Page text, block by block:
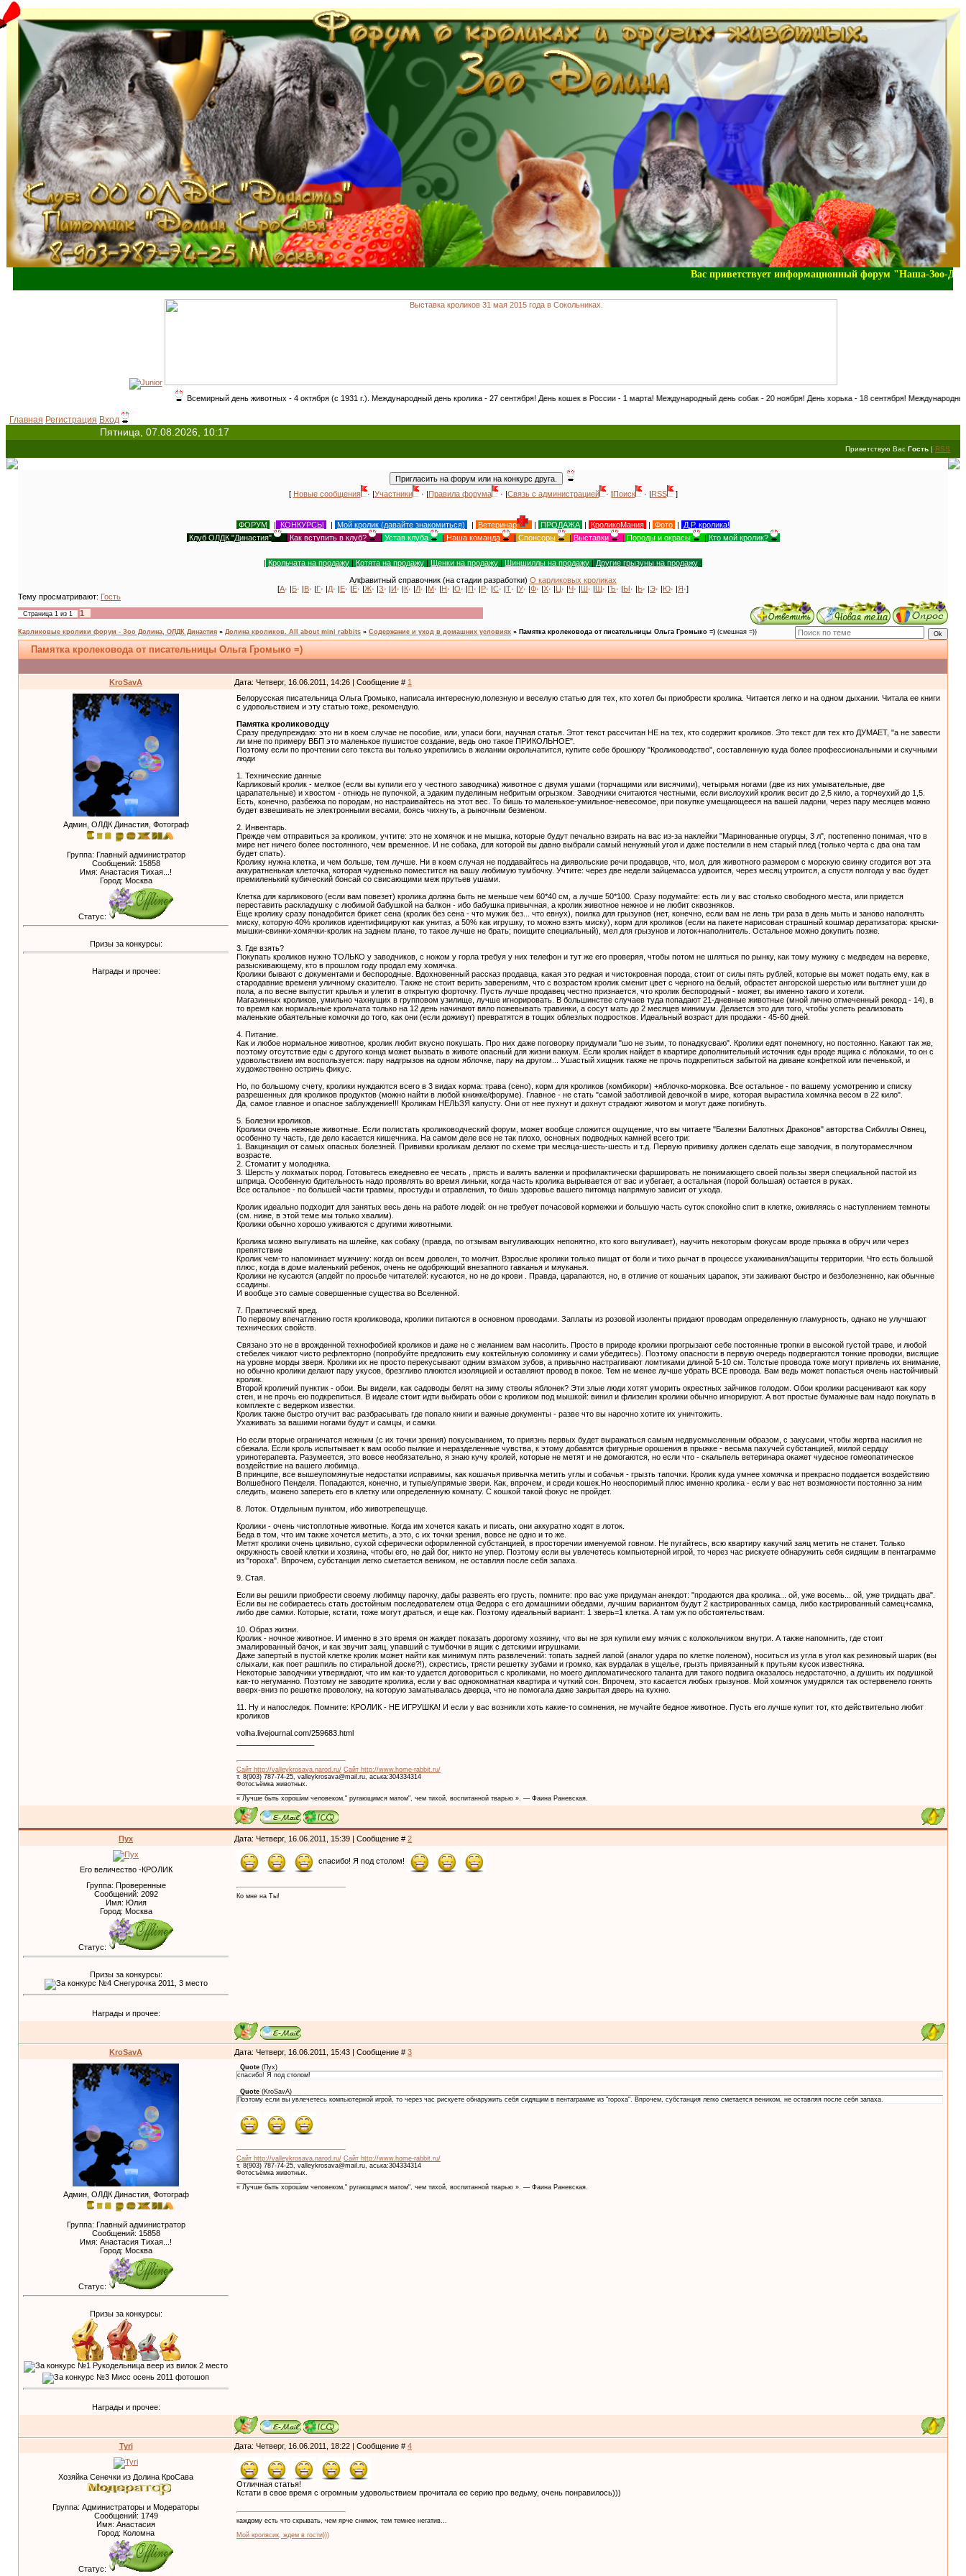
Вас приветствует информационный форум "Наша-Зоо-
Всемирный день животных - 4 октября (с 1931 г.). Международный день кролика - 27 сентября! День кошек в России - 1 марта! Международный день собак - 20 ноября! День хорька - 18 сентября! Международный день
Главная Регистрация Вход
Пятница, 07.08.2026, 10:17
Приветствую Вас Гость | RSS
[ Новые сообщения · |Участники · |Правила форума · |Связь с администрацией · |Поиск · |RSS ]
ФОРУМ | КОНКУРСЫ | Мой кролик (давайте знакомиться) | Ветеринар | ПРОДАЖА | КроликоМания | Фото |
Д.Р. кролика!
Клуб ОЛДК "Династия"
| Как вступить в клуб? | Устав клуба | Наша команда | Спонсоры | Выставки | Породы и окрасы | Кто мой кролик?
| Крольчата на продажу | Котята на продажу | Щенки на продажу | Шиншиллы на продажу | Другие грызуны на продажу |
Алфавитный справочник (на стадии разработки) О карликовых кроликах
[А· |Б· |В· |Г· |Д· |Е· |Ё· |Ж· |З· |И· |К· |Л· |М· |Н· |О· |П· |Р· |С· |Т· |У· |Ф· |Х· |Ц· |Ч· |Ш· |Щ· |Ъ· |Ы· |Ь· |Э· |Ю· |Я·]
Тему просматривают: Гость
Страница 1 из 1 1
Карликовые кролики форум - Зоо Долина, ОЛДК Династия » Долина кроликов. All about mini rabbits » Содержание и уход в домашних условиях » Памятка кролековода от писательницы Ольга Громыко =) (смешная =))
Памятка кролековода от писательницы Ольга Громыко =)
KroSavA Дата: Четверг, 16.06.2011, 14:26 | Сообщение # 1
Админ, ОЛДК Династия, Фотограф
Группа: Главный администратор
Сообщений: 15858
Имя: Анастасия Тихая...!
Город: Москва
Статус:
Призы за конкурсы:
Награды и прочее:
Белорусская писательница Ольга Громыко, написала интересную,полезную и веселую статью для тех, кто хотел бы приобрести кролика. Читается легко и на одном дыхании. Читала ее книги
с удовольствием и эту статью тоже, рекомендую.
Памятка кролиководцу
Сразу предупреждаю: это ни в коем случае не пособие, или, упаси боги, научная статья. Этот текст рассчитан НЕ на тех, кто содержит кроликов. Это текст для тех кто ДУМАЕТ, "а не завести
ли мне по примеру ВБП это маленькое пушистое создание, ведь оно такое ПРИКОЛЬНОЕ".
Поэтому если по прочтении сего текста вы только укрепились в желании окрольчатится, купите себе брошюру "Кролиководство", составленную куда более профессиональными и скучными
люди
1. Технические данные
Карликовый кролик - мелкое (если вы купили его у честного заводчика) животное с двумя ушами (торчащими или висячими), четырьмя ногами (две из них умывательные, две
царапательные) и хвостом - отнюдь не пупочкой, а эдаким пуделиным небритым огрызком. Заводчики считаются честными, если вислоухий кролик весит до 2,5 кило, а торчеухий до 1,5.
Есть, конечно, разбежка по породам, но настраивайтесь на этот вес. То бишь то маленькое-умильное-невесомое, при покупке умещающееся на вашей ладони, через пару месяцев можно
будет взвешивать не электронными весами, боясь чихнуть, а рыночным безменом.
2. Инвентарь.
Прежде чем отправиться за кроликом, учтите: это не хомячок и не мышка, которые будут печально взирать на вас из-за наклейки "Маринованные огурцы, 3 л", постепенно понимая, что в
мире нет ничего более постоянного, чем временное. И не собака, для которой вы давно выбрали самый ненужный угол и даже постелили в нем старый плед (только черта с два она там
будет спать).
Кролику нужна клетка, и чем больше, тем лучше. Ни в коем случая не поддавайтесь на диявольские речи продавцов, что, мол, для животного размером с морскую свинку сгодится вот эта
аккуратненькая клеточка, которая чудненько поместится на вашу любимую тумбочку. Учтите: через две недели зайцемасса удвоится, через месяц утроится, а спустя полгода у вас будет
премиленький кубический бонсай со свисающими меж прутьев ушами.
Клетка для карликового (если вам повезет) кролика должна быть не меньше чем 60*40 см, а лучше 50*100. Сразу подумайте: есть ли у вас столько свободного места, или придется
переставить раскладушку с любимой бабушкой на балкон - ибо бабушка привычная, а кролик животное нежное и не любит сквозняков.
Еще кролику сразу понадобится брикет сена (кролик без сена - что мужик без... что евнух), поилка для грызунов (нет, конечно, если вам не лень три раза в день мыть и заново наполнять
миску, которую 40% кроликов идентифицируют как унитаз, а 50% как игрушку, то можно взять миску), корм для кроликов (если на пакете нарисован страшный кошмар дератизатора: крыски-
мышки-свинки-хомячки-кролик на заднем плане, то такое лучше не брать; поищите специальный), мел для грызунов и лоток+наполнитель. Остальное можно докупить позже.
3. Где взять?
Покупать кроликов нужно ТОЛЬКО у заводчиков, с ножом у горла требуя у них телефон и тут же его проверяя, чтобы потом не шляться по рынку, как тому мужику с медведем на веревке,
разыскивающему, кто в прошлом году продал ему хомячка.
Кролики бывают с документами и беспородные. Вдохновенный рассказ продавца, какая это редкая и чистокровная порода, стоит от силы пять рублей, которые вы может подать ему, как в
стародавние временя уличному сказителю. Также не стоит верить заверениям, что с возрастом кролик сменит цвет с черного на белый, обрастет ангорской шерстью или вытянет уши до
пола, а по весне выпустит крылья и улетит в открытую форточку. Пусть лучше продавец честно признается, что кролик беспородный - может, вы именно такого и хотели.
Магазинных кроликов, умильно чахнущих в групповом узилище, лучше игнорировать. В большинстве случаев туда попадают 21-дневные животные (мной лично отмеченный рекорд - 14), в
то время как нормальные крольчата только на 12 день начинают вяло пожевывать травинки, а сосут мать до 2 месяцев минимум. Делается это для того, чтобы успеть реализовать
маленькие обаятельные комочки до того, как они (если доживут) превратятся в тощих облезлых подростков. Идеальный возраст для продажи - 45-60 дней.
4. Питание.
Как и любое нормальное животное, кролик любит вкусно покушать. Про них даже поговорку придумали "шо не зъим, то понадкусваю". Кролики едят понемногу, но постоянно. Какают так же,
поэтому отсутствие еды с другого конца может вызвать в животе опасный для жизни ваккум. Если кролик найдет в квартире дополнительный источник еды вроде ящика с яблоками, то он с
удовольствием им воспользуется: пару надгрызов на одном яблочке, пару на другом... Ушастый хищник также не прочь подкрепиться забытой на диване конфеткой или печенькой, и
художественно остричь фикус.
Но, по большому счету, кролики нуждаются всего в 3 видах корма: трава (сено), корм для кроликов (комбикорм) +яблочко-морковка. Все остальное - по вашему усмотрению и списку
разрешенных для кроликов продуктов (можно найти в любой книжке/форуме). Главное - не стать "самой заботливой девочкой в мире, которая вырастила хомячка весом в 22 кило".
Да, самое главное и опасное заблуждение!!! Кроликам НЕЛЬЗЯ капусту. Они от нее пухнут и дохнут страдают животом и могут даже погибнуть.
5. Болезни кроликов.
Кролики очень нежные животные. Если полистать кролиководческий форум, может вообще сложится ощущение, что вы читаете "Балезни Балотных Драконов" авторства Сибиллы Овнец,
особенно ту часть, где дело касается кишечника. На самом деле все не так плохо, основных подводных камней всего три:
1. Вакцинация от самых опасных болезней. Прививки кроликам делают по схеме три месяца-шесть-шесть и т.д. Первую прививку должен сделать еще заводчик, в полуторамесячном
возрасте.
2. Стоматит у молодняка.
3. Шерсть у лохматых пород. Готовьтесь ежедневно ее чесать , прясть и валять валенки и профилактически фаршировать не понимающего своей пользы зверя специальной пастой из
шприца. Особенную бдительность надо проявлять во время линьки, когда часть кролика вырывается от вас и убегает, а остальная (порой большая) остается в руках.
Все остальное - по большей части травмы, простуды и отравления, то бишь здоровье вашего питомца напрямую зависит от ухода.
Кролик идеально подходит для занятых весь день на работе людей: он не требует почасовой кормежки и большую часть суток спокойно спит в клетке, оживляясь с наступлением темноты
(см. ниже, в этой теме мы только хвалим).
Кролики обычно хорошо уживаются с другими животными.
Кролика можно выгуливать на шлейке, как собаку (правда, по отзывам выгуливающих непонятно, кто кого выгуливает), научить некоторым фокусам вроде прыжка в обруч или через
препятствие
Кролик чем-то напоминает мужчину: когда он всем доволен, то молчит. Взрослые кролики только пищат от боли и тихо рычат в процессе ухаживания/защиты территории. Что есть большой
плюс, когда в доме маленький ребенок, очень не одобряющий внезапного гавканья и мяуканья.
Кролики не кусаются (апдейт по просьбе читателей: кусаются, но не до крови . Правда, царапаются, но, в отличие от кошачьих царапок, эти заживают быстро и безболезненно, как обычные
ссадины.
И вообще это самые совершенные существа во Вселенной.
7. Практический вред.
По первому впечатлению гостя кроликовода, кролики питаются в основном проводами. Заплаты из розовой изоленты придают проводам определенную гламурность, однако не улучшают
технических свойств.
Связано это не в врожденной технофобией кроликов и даже не с желанием вам насолить. Просто в природе кролики прогрызают себе постоянные тропки в высокой густой траве, и любой
стебелек чикают чисто рефлекторно (попробуйте предложить ему коктейльную соломинку и сами убедитесь). Поэтому опасности в первую очередь подвергаются тонкие проводки, висящие
на уровне морды зверя. Кролики их не просто перекусывают одним взмахом зубов, а привычно настрагивают ломтиками длиной 5-10 см. Толстые провода тоже могут привлечь их внимание,
но обычно кролики делают пару укусов, брезгливо плюются изоляцией и оставляют провод в покое. Тем не менее лучше убрать ВСЕ провода. Вам ведь может попасться очень настойчивый
кролик.
Второй кроличий пунктик - обои. Вы видели, как садоводы белят на зиму стволы яблонек? Эти злые люди хотят уморить окрестных зайчиков голодом. Обои кролики расценивают как кору
стен, и не прочь ею подкрепиться. В идеале стоит идти выбирать обои с кроликом под мышкой: винил и флизелин кролики обычно игнорируют. А вот простые бумажные вам надо покупать в
комплекте с ведерком известки.
Кролик также быстро отучит вас разбрасывать где попало книги и важные документы - разве что вы нарочно хотите их уничтожить.
Ухаживать за вашими ногами будут и самцы, и самки.
Но если вторые ограничатся нежным (с их точки зрения) покусыванием, то приязнь первых будет выражаться самым недвусмысленным образом, с закусами, чтобы жертва насилия не
сбежала. Если кроль испытывает к вам особо пылкие и неразделенные чувства, к этому добавятся фигурные орошения в прыжке - весьма пахучей субстанцией, милой сердцу
уринотерапевта. Разумеется, это вовсе необязательно, я знаю кучу кролей, которые не метят и не домогаются, но если что - скальпель ветеринара окажет чудесное гомеопатическое
воздействие на вашего любимца.
В принципе, все вышеупомянутые недостатки исправимы, как кошачья привычка метить углы и собачья - грызть тапочки. Кролик куда умнее хомячка и прекрасно поддается воздействию
Волшебного Пенделя. Попадаются, конечно, и тупые/упрямые звери. Как, впрочем, и среди кошек.Но неоспоримый плюс именно кролика - если у вас нет возможности постоянно за ним
следить, можено запереть его в клетку или определенную комнату. С кошкой такой фокус не пройдет.
8. Лоток. Отдельным пунктом, ибо животрепещуще.
Кролики - очень чистоплотные животные. Когда им хочется какать и писать, они аккуратно ходят в лоток.
Беда в том, что им также хочется метить, а это, с их точки зрения, вовсе не одно и то же.
Метят кролики очень цивильно, сухой сферически оформленной субстанцией, в просторечии именуемой говном. Не пугайтесь, всю квартиру какучий заяц метить не станет. Только
окружность своей клетки и хозяина, чтобы его, не дай бог, никто не упер. Поэтому если вы увлечетесь компьютерной игрой, то через час рискуете обнаружить себя сидящим в пентаграмме
из "гороха". Впрочем, субстанция легко сметается веником, не оставляя после себя запаха.
9. Стая.
Если вы решили приобрести своему любимцу парочку, дабы развеять его грусть, помните: про вас уже придуман анекдот: "продаются два кролика... ой, уже восемь... ой, уже тридцать два".
Если вы не собираетесь стать достойным последователем отца Федора с его домашними обедами, лучшим вариантом будут 2 кастрированных самца, либо кастрированный самец+самка,
либо две самки. Которые, кстати, тоже могут драться, и еще как. Поэтому идеальный вариант: 1 зверь=1 клетка. А там уж по обстоятельствам.
10. Образ жизни.
Кролик - ночное животное. И именно в это время он жаждет показать дорогому хозяину, что вы не зря купили ему мячик с колокольчиком внутри. А также напомнить, где стоит
эмалированный бачок, и как звучит заяц, упавший с тумбочки в ящик с детскими игрушками.
Даже запертый в пустой клетке кролик может найти как минимум пять развлечений: топать задней лапой (аналог удара по клетке поленом), носиться из угла в угол как резиновый шарик (вы
слыхали, как поет рашпиль по стиральной доске?!), скрестись, трясти решетку зубами и громко, как вурдалак в ущелье, грызть привязанный к прутьям кусок известняка.
Некоторые заводчики утверждают, что им как-то удается договориться с кроликами, но моего дипломатического таланта для такого подвига оказалось недостаточно, а душить их подушкой
как-то негуманно. Поэтому не заводите кролика, если у вас однокомнатная квартира и чуткий сон. Впрочем, это касается любых грызунов. Мой хомячок умудрялся так остервенело гонять
вверх-вниз по решетке проволоку, на которую заматывалась дверца, что не помогала даже закрытая дверь на кухню.
11. Ну и напоследок. Помните: КРОЛИК - НЕ ИГРУШКА! И если у вас возникли хоть какие-то сомнения, не мучайте бедное животное. Пусть его лучше купит тот, кто действительно любит
кроликов
volha.livejournal.com/259683.html
Сайт http://valleykrosava.narod.ru/ Сайт http://www.home-rabbit.ru/
т. 8(903) 787-74-25, valleykrosava@mail.ru, аська:304334314
Фотосъёмка животных.
« Лучше быть хорошим человеком," ругающимся матом", чем тихой, воспитанной тварью ». — Фаина Раневская.
Пух Дата: Четверг, 16.06.2011, 15:39 | Сообщение # 2
Его величество -КРОЛИК
Группа: Проверенные
Сообщений: 2092
Имя: Юлия
Город: Москва
Статус:
Призы за конкурсы:
Награды и прочее:
спасибо! Я под столом!
Ко мне на Ты!
KroSavA Дата: Четверг, 16.06.2011, 15:43 | Сообщение # 3
Админ, ОЛДК Династия, Фотограф
Группа: Главный администратор
Сообщений: 15858
Имя: Анастасия Тихая...!
Город: Москва
Статус:
Призы за конкурсы:
Награды и прочее:
Quote (Пух)
спасибо! Я под столом!
Quote (KroSavA)
Поэтому если вы увлечетесь компьютерной игрой, то через час рискуете обнаружить себя сидящим в пентаграмме из "гороха". Впрочем, субстанция легко сметается веником, не оставляя после себя запаха.
Сайт http://valleykrosava.narod.ru/ Сайт http://www.home-rabbit.ru/
т. 8(903) 787-74-25, valleykrosava@mail.ru, аська:304334314
Фотосъёмка животных.
« Лучше быть хорошим человеком," ругающимся матом", чем тихой, воспитанной тварью ». — Фаина Раневская.
Tyri Дата: Четверг, 16.06.2011, 18:22 | Сообщение # 4
Хозяйка Сенечки из Долина КроСава
Группа: Администраторы и Модераторы
Сообщений: 1749
Имя: Анастасия
Город: Коломна
Статус:
Отличная статья!
Кстати в свое время с огромным удовольствием прочитала ее серию про ведьму, очень понравилось)))
каждому есть что скрывать, чем ярче снимок, тем темнее негатив...
Мой кролясик, ждем в гости)))